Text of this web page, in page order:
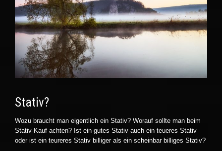
Stativ?
Wozu braucht man eigentlich ein Stativ? Worauf sollte man beim
Stativ-Kauf achten? Ist ein gutes Stativ auch ein teueres Stativ
oder ist ein teureres Stativ billiger als ein scheinbar billiges Stativ?